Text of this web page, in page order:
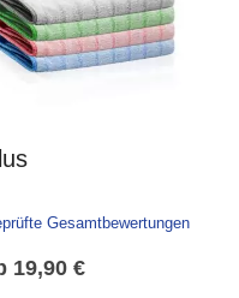
Gesamtbewertungen
19,90 €